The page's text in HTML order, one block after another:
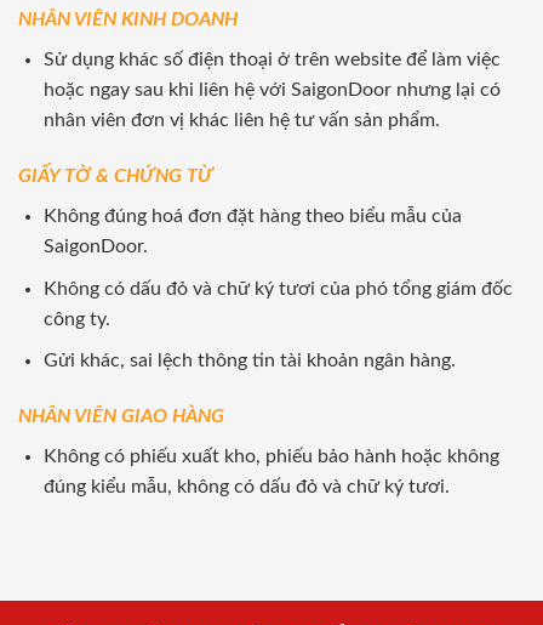
NHÂN VIÊN KINH DOANH
Sử dụng khác số điện thoại ở trên website để làm việc
hoặc ngay sau khi liên hệ với SaigonDoor nhưng lại có
nhân viên đơn vị khác liên hệ tư vấn sản phẩm.
GIẤY TỜ & CHỨNG TỪ
Không đúng hoá đơn đặt hàng theo biểu mẫu của
SaigonDoor.
Không có dấu đỏ và chữ ký tươi của phó tổng giám đốc
công ty.
Gửi khác, sai lệch thông tin tài khoản ngân hàng.
NHÂN VIÊN GIAO HÀNG
Không có phiếu xuất kho, phiếu bảo hành hoặc không
đúng kiểu mẫu, không có dấu đỏ và chữ ký tươi.